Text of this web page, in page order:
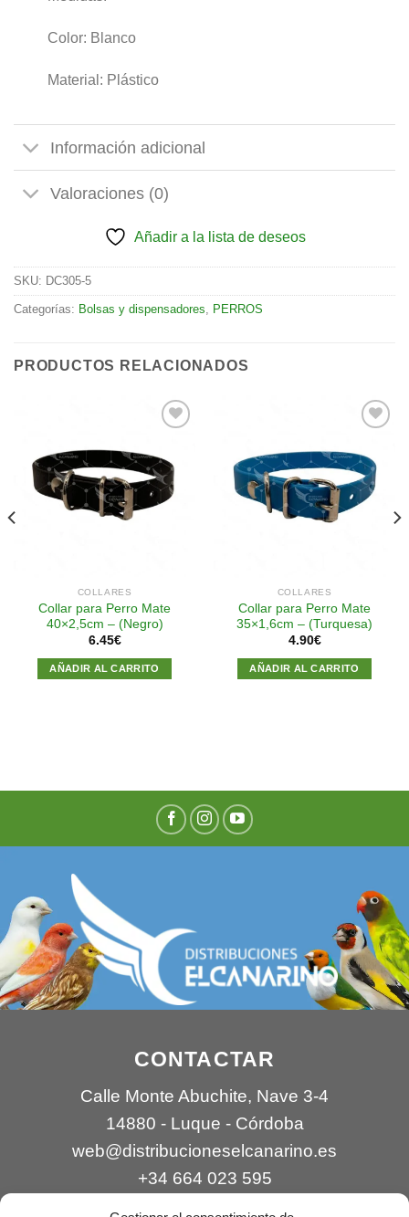
Color: Blanco
Material: Plástico
Información adicional
Valoraciones (0)
Añadir a la lista de deseos
SKU: DC305-5
Categorías: Bolsas y dispensadores, PERROS
PRODUCTOS RELACIONADOS
Añadir
a la
lista de
COLLARES
Collar para Perro Mate
40×2,5cm – (Negro)
6.45€
AÑADIR AL CARRITO
Añadir
a la
lista de
deseos
COLLARES
Collar para Perro Mate
35×1,6cm – (Turquesa)
4.90€
AÑADIR AL CARRITO
CONTACTAR
Calle Monte Abuchite, Nave 3-4
14880 - Luque - Córdoba
web@distribucioneselcanarino.es
+34 664 023 595